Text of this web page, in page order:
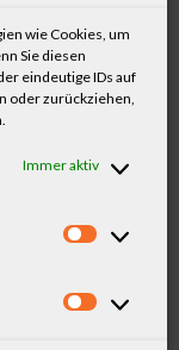
wie Cookies, um
Sie diesen
eindeutige IDs auf
oder zurückziehen,
Immer aktiv